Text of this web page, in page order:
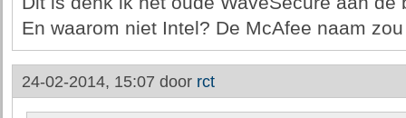
En waarom niet Intel? De McAfee naam
24-02-2014, 15:07 door rct